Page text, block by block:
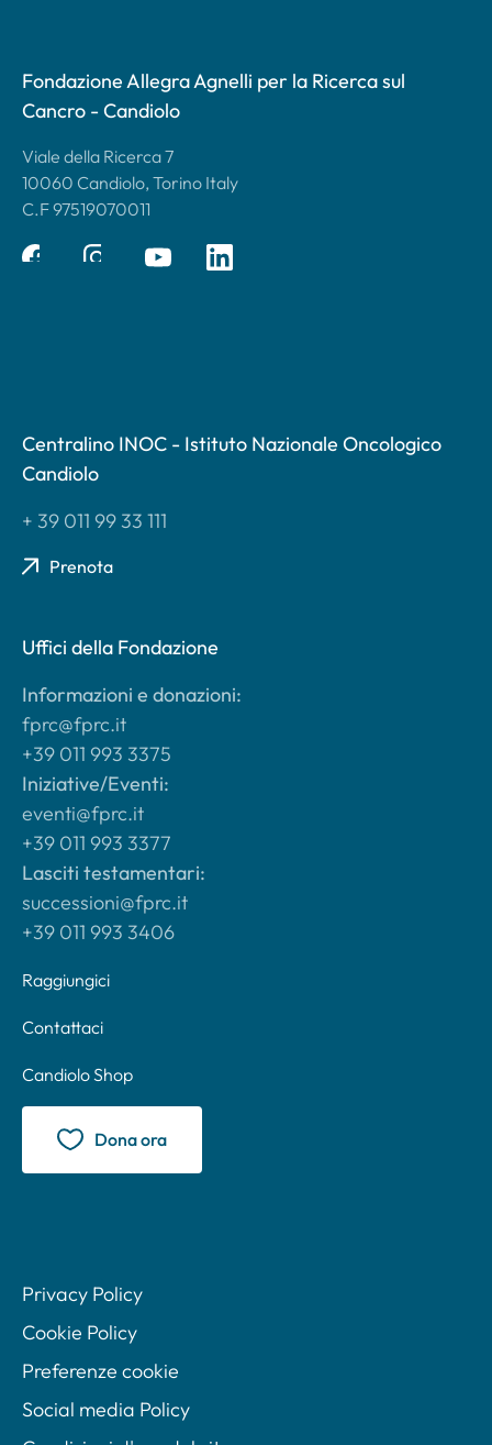
Fondazione Allegra Agnelli per la Ricerca sul
Cancro - Candiolo
Viale della Ricerca 7
10060 Candiolo, Torino Italy
C.F 97519070011
Centralino INOC - Istituto Nazionale Oncologico
Candiolo
+ 39 011 99 33 111
Prenota
Uffici della Fondazione
Informazioni e donazioni:
fprc@fprc.it
+39 011 993 3375
Iniziative/Eventi:
eventi@fprc.it
+39 011 993 3377
Lasciti testamentari:
successioni@fprc.it
+39 011 993 3406
Raggiungici
Contattaci
Candiolo Shop
Dona ora
Privacy Policy
Cookie Policy
Preferenze cookie
Social media Policy